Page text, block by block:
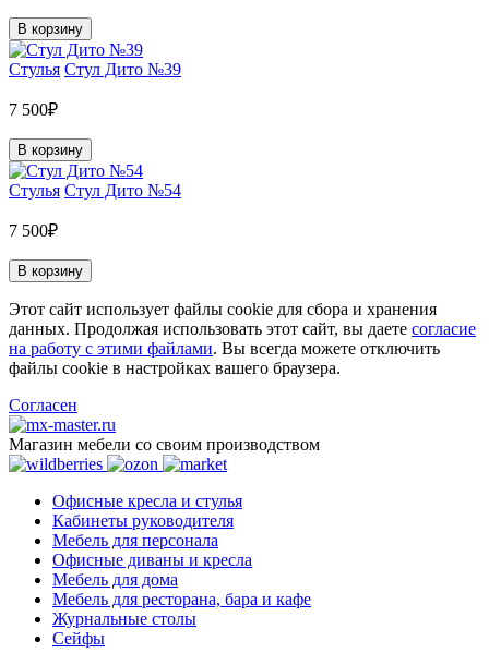
В корзину
Стулья Стул Дито №39
7 500₽
В корзину
Стулья Стул Дито №54
7 500₽
В корзину
Этот сайт использует файлы cookie для сбора и хранения
данных. Продолжая использовать этот сайт, вы даете согласие
на работу с этими файлами. Вы всегда можете отключить
файлы cookie в настройках вашего браузера.
Согласен
Магазин мебели со своим производством
Офисные кресла и стулья
Кабинеты руководителя
Мебель для персонала
Офисные диваны и кресла
Мебель для дома
Мебель для ресторана, бара и кафе
Журнальные столы
Сейфы